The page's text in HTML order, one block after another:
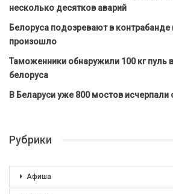
несколько десятков аварий
Белоруса подозревают в контрабанде
произошло
Таможенники обнаружили 100 кг пуль
белоруса
В Беларуси уже 800 мостов исчерпали
Рубрики
Афиша